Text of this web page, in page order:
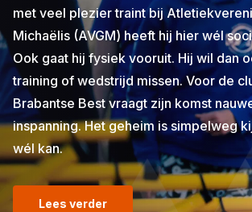
met veel plezier traint bij
Michaëlis (AVGM) heeft hij hier wél
Ook gaat hij fysiek vooruit. Hij wil dan
training of wedstrijd missen. Voor de
Brabantse Best vraagt zijn komst
inspanning. Het geheim is simpelweg
wél kan.
Lees verder